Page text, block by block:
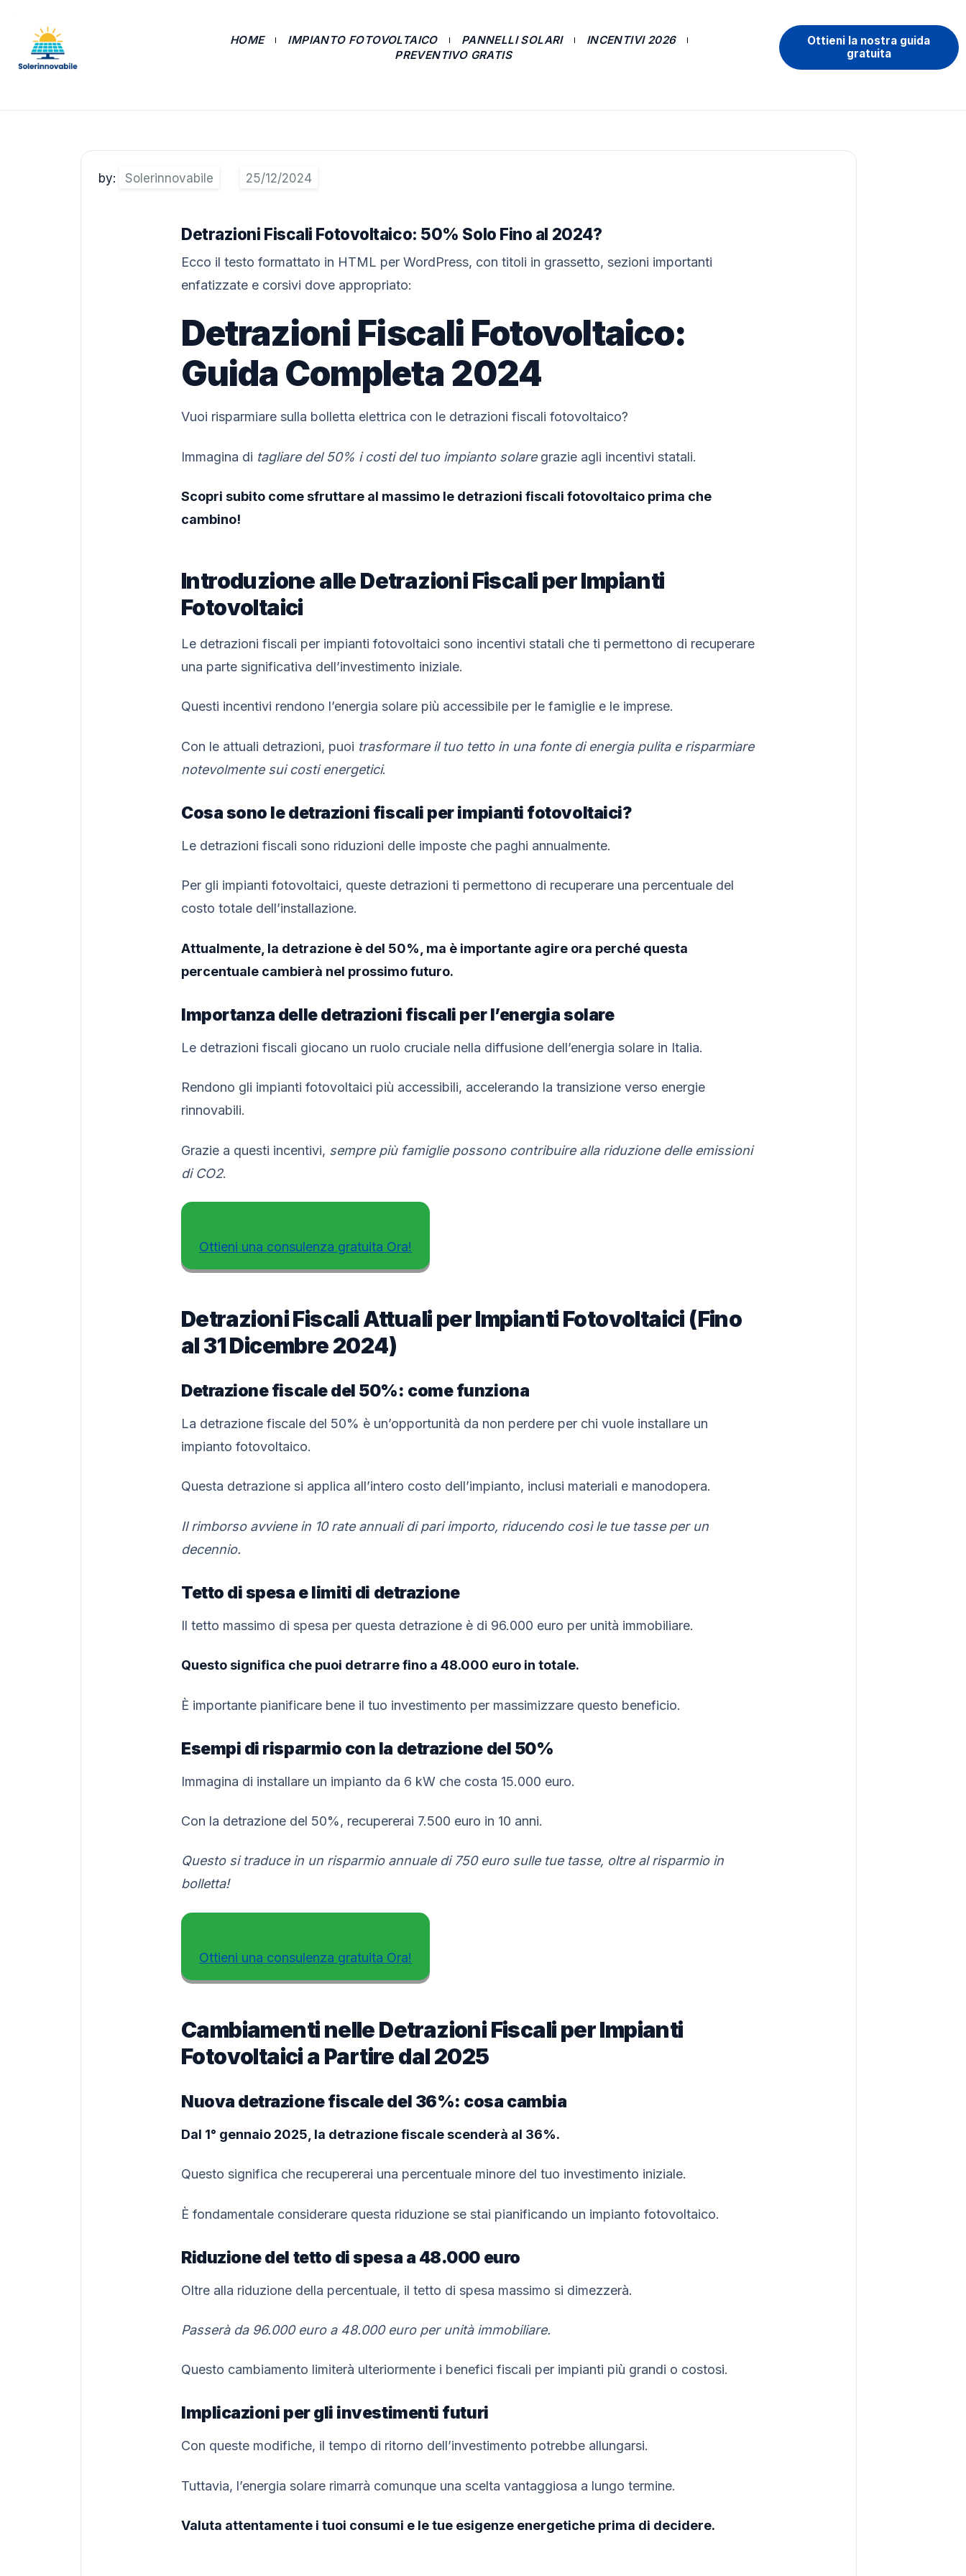
HOME IMPIANTO FOTOVOLTAICO PANNELLI SOLARI
INCENTIVI 2026
PREVENTIVO GRATIS
Ottieni la nostra guida
gratuita
by: Solerinnovabile
Detrazioni Fiscali Fotovoltaico: 50% Solo Fino al 2024?
Ecco il testo formattato in HTML per WordPress, con titoli in grassetto, sezioni importanti
enfatizzate e corsivi dove appropriato:
Detrazioni Fiscali Fotovoltaico:
Guida Completa 2024
Vuoi risparmiare sulla bolletta elettrica con le detrazioni fiscali fotovoltaico?
Immagina di tagliare del 50% i costi del tuo impianto solaregrazie agli incentivi statali.
Scopri subito come sfruttare al massimo le detrazioni fiscali fotovoltaico prima che
cambino!
Introduzione alle Detrazioni Fiscali per Impianti
Fotovoltaici
Le detrazioni fiscali per impianti fotovoltaici sono incentivi statali che ti permettono di recuperare
una parte significativa dell’investimento iniziale.
Questi incentivi rendono l’energia solare più accessibile per le famiglie e le imprese.
Con le attuali detrazioni, puoi trasformare il tuo tetto in una fonte di energia pulita e risparmiare
notevolmente sui costi energetici.
Cosa sono le detrazioni fiscali per impianti fotovoltaici?
Le detrazioni fiscali sono riduzioni delle imposte che paghi annualmente.
Per gli impianti fotovoltaici, queste detrazioni ti permettono di recuperare una percentuale del
costo totale dell’installazione.
Attualmente, la detrazione è del 50%, ma è importante agire ora perché questa
percentuale cambierà nel prossimo futuro.
Importanza delle detrazioni fiscali per l’energia solare
Le detrazioni fiscali giocano un ruolo cruciale nella diffusione dell’energia solare in Italia.
Rendono gli impianti fotovoltaici più accessibili, accelerando la transizione verso energie
rinnovabili.
Grazie a questi incentivi, sempre più famiglie possono contribuire alla riduzione delle emissioni
di CO2.
Ottieni una consulenza gratuita Ora!
Detrazioni Fiscali Attuali per Impianti Fotovoltaici (Fino
al 31 Dicembre 2024)
Detrazione fiscale del 50%: come funziona
La detrazione fiscale del 50% è un’opportunità da non perdere per chi vuole installare un
impianto fotovoltaico.
Questa detrazione si applica all’intero costo dell’impianto, inclusi materiali e manodopera.
Il rimborso avviene in 10 rate annuali di pari importo, riducendo così le tue tasse per un
decennio.
Tetto di spesa e limiti di detrazione
Il tetto massimo di spesa per questa detrazione è di 96.000 euro per unità immobiliare.
Questo significa che puoi detrarre fino a 48.000 euro in totale.
È importante pianificare bene il tuo investimento per massimizzare questo beneficio.
Esempi di risparmio con la detrazione del 50%
Immagina di installare un impianto da 6 kW che costa 15.000 euro.
Con la detrazione del 50%, recupererai 7.500 euro in 10 anni.
Questo si traduce in un risparmio annuale di 750 euro sulle tue tasse, oltre al risparmio in
bolletta!
Ottieni una consulenza gratuita Ora!
Cambiamenti nelle Detrazioni Fiscali per Impianti
Fotovoltaici a Partire dal 2025
Nuova detrazione fiscale del 36%: cosa cambia
Dal 1° gennaio 2025, la detrazione fiscale scenderà al 36%.
Questo significa che recupererai una percentuale minore del tuo investimento iniziale.
È fondamentale considerare questa riduzione se stai pianificando un impianto fotovoltaico.
Riduzione del tetto di spesa a 48.000 euro
Oltre alla riduzione della percentuale, il tetto di spesa massimo si dimezzerà.
Passerà da 96.000 euro a 48.000 euro per unità immobiliare.
Questo cambiamento limiterà ulteriormente i benefici fiscali per impianti più grandi o costosi.
Implicazioni per gli investimenti futuri
Con queste modifiche, il tempo di ritorno dell’investimento potrebbe allungarsi.
Tuttavia, l’energia solare rimarrà comunque una scelta vantaggiosa a lungo termine.
Valuta attentamente i tuoi consumi e le tue esigenze energetiche prima di decidere.